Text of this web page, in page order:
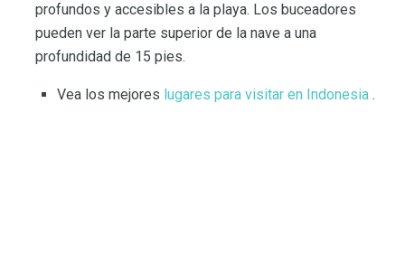
profundos y accesibles a la playa. Los buceadores
pueden ver la parte superior de la nave a una
profundidad de 15 pies.
Vea los mejores lugares para visitar en Indonesia .